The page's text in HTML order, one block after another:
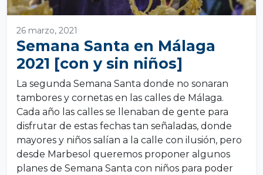
26 marzo, 2021
Semana Santa en Málaga
2021 [con y sin niños]
La segunda Semana Santa donde no sonaran
tambores y cornetas en las calles de Málaga.
Cada año las calles se llenaban de gente para
disfrutar de estas fechas tan señaladas, donde
mayores y niños salían a la calle con ilusión, pero
desde Marbesol queremos proponer algunos
planes de Semana Santa con niños para poder